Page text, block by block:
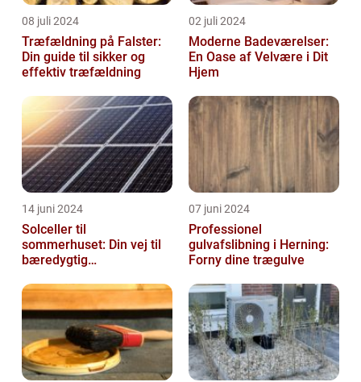
08 juli 2024
Træfældning på Falster:
Din guide til sikker og
effektiv træfældning
02 juli 2024
Moderne Badeværelser:
En Oase af Velvære i Dit
Hjem
14 juni 2024
Solceller til
sommerhuset: Din vej til
bæredygtig
07 juni 2024
Professionel
gulvafslibning i Herning:
Forny dine trægulve